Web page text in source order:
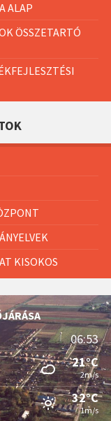
ALAP
ÖSSZETARTÓ
KISOKOS
06:53
21°C
2m/s
32°C
1m/s